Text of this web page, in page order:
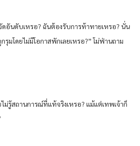
ดอันดับเหรอ? ฉันต้องรับการท้าทายเหรอ? นั่น
รุมโดยไม่มีโอกาสพักเลยเหรอ?” โม่ฟ่านถาม
ม่รู้สถานการณ์ที่แท้จริงเหรอ? แม้แต่เทพเจ้าก็